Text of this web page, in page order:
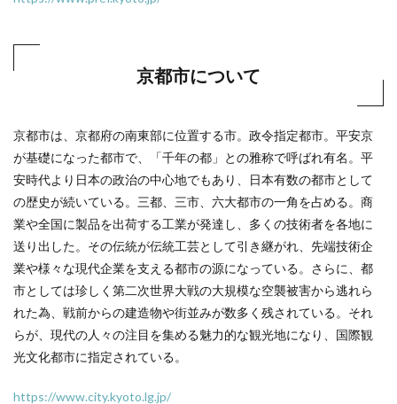
京都市について
京都市は、京都府の南東部に位置する市。政令指定都市。平安京
が基礎になった都市で、「千年の都」との雅称で呼ばれ有名。平
安時代より日本の政治の中心地でもあり、日本有数の都市として
の歴史が続いている。三都、三市、六大都市の一角を占める。商
業や全国に製品を出荷する工業が発達し、多くの技術者を各地に
送り出した。その伝統が伝統工芸として引き継がれ、先端技術企
業や様々な現代企業を支える都市の源になっている。さらに、都
市としては珍しく第二次世界大戦の大規模な空襲被害から逃れら
れた為、戦前からの建造物や街並みが数多く残されている。それ
らが、現代の人々の注目を集める魅力的な観光地になり、国際観
光文化都市に指定されている。
https://www.city.kyoto.lg.jp/